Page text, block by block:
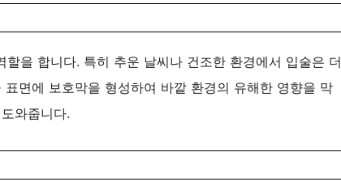
을 합니다. 특히 추운 날씨나 건조한 환경에서 입술은 더
면에 보호막을 형성하여 바깥 환경의 유해한 영향을 막
와줍니다.